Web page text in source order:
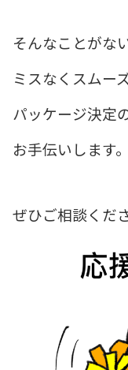
そんなことがな
ミスなくスムー
パッケージ決定
お手伝いします。
ぜひご相談くだ